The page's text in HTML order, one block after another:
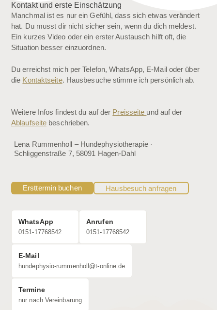
Kontakt und erste Einschätzung
Manchmal ist es nur ein Gefühl, dass sich etwas verändert
hat. Du musst dir nicht sicher sein, wenn du dich meldest.
Ein kurzes Video oder ein erster Austausch hilft oft, die
Situation besser einzuordnen.
Du erreichst mich per Telefon, WhatsApp, E-Mail oder über
die Kontaktseite. Hausbesuche stimme ich persönlich ab.
Weitere Infos findest du auf der Preisseite und auf der
Ablaufseite beschrieben.
Lena Rummenholl – Hundephysiotherapie ·
Schliggenstraße 7, 58091 Hagen-Dahl
Ersttermin buchen Hausbesuch anfragen
WhatsApp
0151-17768542
Anrufen
0151-17768542
E-Mail
hundephysio-rummenholl@t-online.de
Termine
nur nach Vereinbarung